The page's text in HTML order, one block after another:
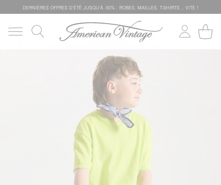
DERNIÈRES OFFRES D'ÉTÊ JUSQU'À -50% : ROBES, MAILLES, T-SHIRTS... VITE !